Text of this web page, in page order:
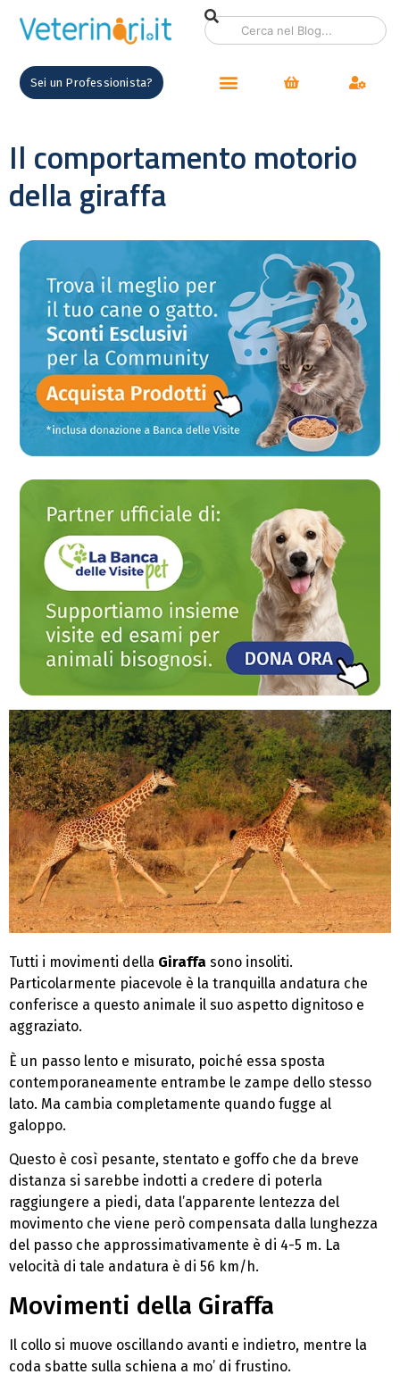
Sei un Professionista?
Il comportamento motorio
della giraffa
Tutti i movimenti della Giraffa sono insoliti.
Particolarmente piacevole è la tranquilla andatura che
conferisce a questo animale il suo aspetto dignitoso e
aggraziato.
È un passo lento e misurato, poiché essa sposta
contemporaneamente entrambe le zampe dello stesso
lato. Ma cambia completamente quando fugge al
galoppo.
Questo è così pesante, stentato e goffo che da breve
distanza si sarebbe indotti a credere di poterla
raggiungere a piedi, data l’apparente lentezza del
movimento che viene però compensata dalla lunghezza
del passo che approssimativamente è di 4-5 m. La
velocità di tale andatura è di 56 km/h.
Movimenti della Giraffa
Il collo si muove oscillando avanti e indietro, mentre la
coda sbatte sulla schiena a mo’ di frustino.